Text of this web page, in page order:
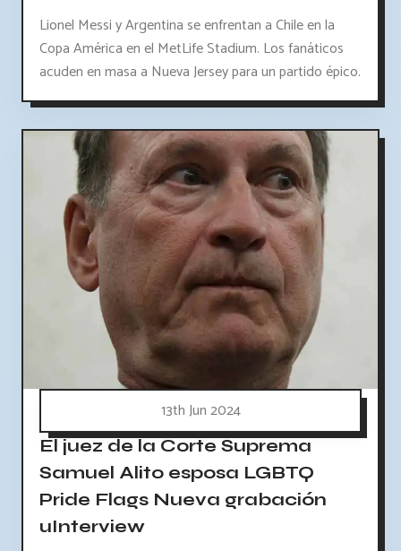
Lionel Messi y Argentina se enfrentan a Chile en la
Copa América en el MetLife Stadium. Los fanáticos
acuden en masa a Nueva Jersey para un partido épico.
13th Jun 2024
El juez de la Corte Suprema
Samuel Alito esposa LGBTQ
Pride Flags Nueva grabación
uInterview